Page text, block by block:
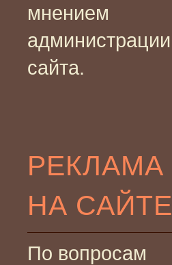
мнением
администрации
сайта.
РЕКЛАМА
НА САЙТЕ
По вопросам